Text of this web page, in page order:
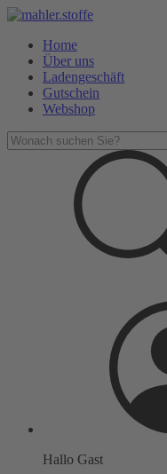
Home
Über uns
Ladengeschäft
Gutschein
Webshop
Hallo Gast